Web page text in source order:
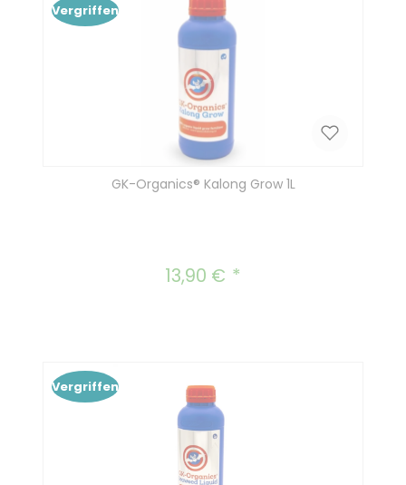
Vergriffen
GK-Organics® Kalong Grow 1L
Regulärer Preis:
13,90 €
Vergriffen